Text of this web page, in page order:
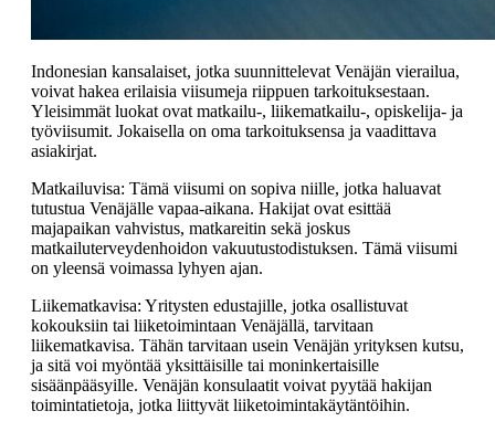
Indonesian kansalaiset, jotka suunnittelevat Venäjän vierailua,
voivat hakea erilaisia viisumeja riippuen tarkoituksestaan.
Yleisimmät luokat ovat matkailu-, liikematkailu-, opiskelija- ja
työviisumit. Jokaisella on oma tarkoituksensa ja vaadittava
asiakirjat.
Matkailuvisa: Tämä viisumi on sopiva niille, jotka haluavat
tutustua Venäjälle vapaa-aikana. Hakijat ovat esittää
majapaikan vahvistus, matkareitin sekä joskus
matkailuterveydenhoidon vakuutustodistuksen. Tämä viisumi
on yleensä voimassa lyhyen ajan.
Liikematkavisa: Yritysten edustajille, jotka osallistuvat
kokouksiin tai liiketoimintaan Venäjällä, tarvitaan
liikematkavisa. Tähän tarvitaan usein Venäjän yrityksen kutsu,
ja sitä voi myöntää yksittäisille tai moninkertaisille
sisäänpääsyille. Venäjän konsulaatit voivat pyytää hakijan
toimintatietoja, jotka liittyvät liiketoimintakäytäntöihin.